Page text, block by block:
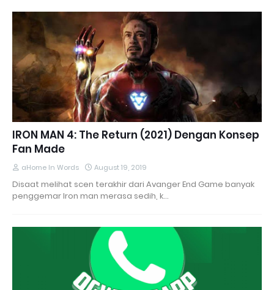
IRON MAN 4: The Return (2021) Dengan Konsep
Fan Made
aHome In Words August 19, 2019
Disaat melihat scen terakhir dari Avanger End Game banyak
penggemar Iron man merasa sedih, k…